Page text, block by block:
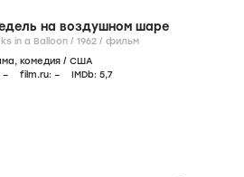
на воздушном шаре
Five Weeks in a Balloon / 1962 / фильм
, комедия / США
– film.ru: – IMDb: 5,7